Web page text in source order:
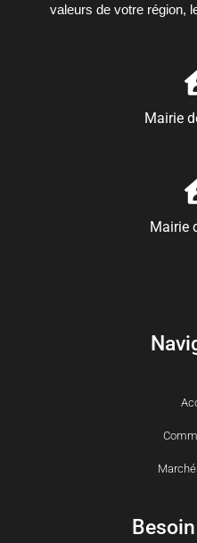
valeurs de votre région,
Mairie
Mairie